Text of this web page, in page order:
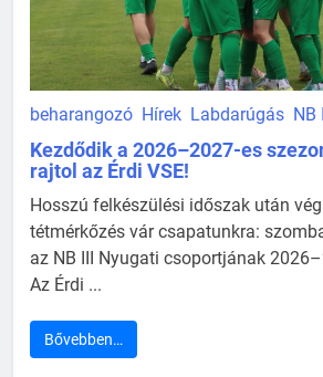
beharangozó Hírek Labdarúgás NB
Kezdődik a 2026–2027-es
rajtol az Érdi VSE!
Hosszú felkészülési időszak után
tétmérkőzés vár csapatunkra:
az NB III Nyugati csoportjának
Az Érdi ...
Bővebben…